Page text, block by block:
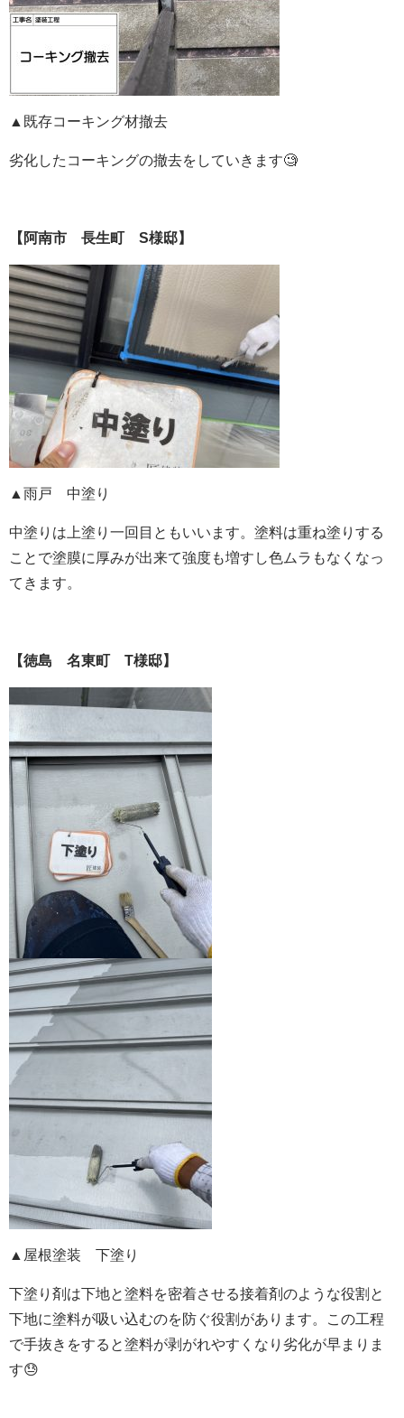
▲既存コーキング材撤去
劣化したコーキングの撤去をしていきます🧐
【阿南市 長生町 S様邸】
▲雨戸 中塗り
中塗りは上塗り一回目ともいいます。塗料は重ね塗りする
ことで塗膜に厚みが出来て強度も増すし色ムラもなくなっ
てきます。
【徳島 名東町 T様邸】
▲屋根塗装 下塗り
下塗り剤は下地と塗料を密着させる接着剤のような役割と
下地に塗料が吸い込むのを防ぐ役割があります。この工程
で手抜きをすると塗料が剥がれやすくなり劣化が早まりま
す😓